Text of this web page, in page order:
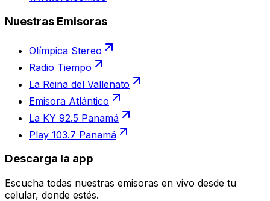
Nuestras Emisoras
Olímpica Stereo
Radio Tiempo
La Reina del Vallenato
Emisora Atlántico
La KY 92.5 Panamá
Play 103.7 Panamá
Descarga la app
Escucha todas nuestras emisoras en vivo desde tu
celular, donde estés.